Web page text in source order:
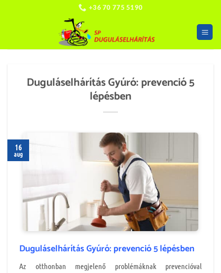
+36 70 775 5190
Duguláselhárítás Gyúró: prevenció 5
lépésben
16
aug
Duguláselhárítás Gyúró: prevenció 5 lépésben
Az otthonban megjelenő problémáknak prevencióval